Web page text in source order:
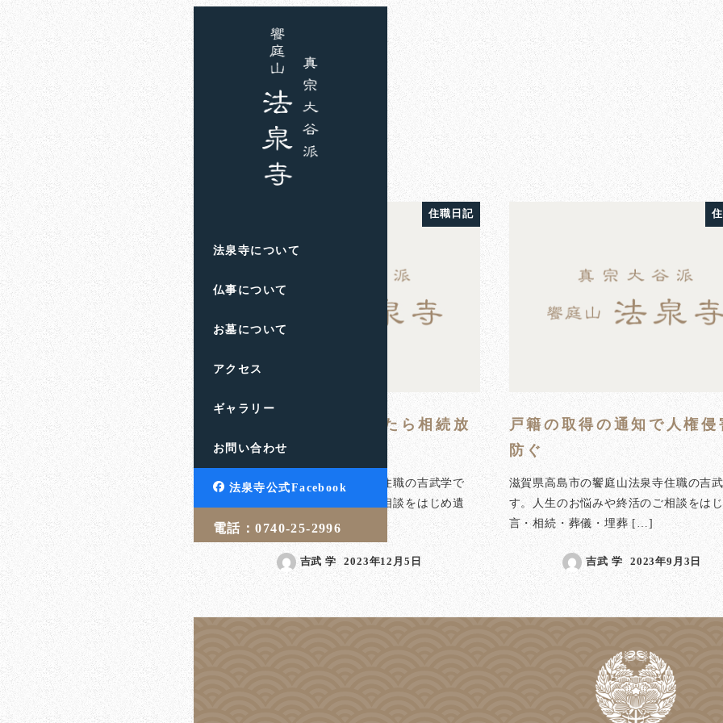
法泉寺について
仏事について
お墓について
アクセス
ギャラリー
お問い合わせ
法泉寺公式Facebook
電話：0740-25-2996
お知らせ
戸籍
住職日記
一円ももらわなかったら相続放
棄になるの？
滋賀県高島市の饗庭山法泉寺住職の吉武学で
す。人生のお悩みや終活のご相談をはじめ遺
言・相続・葬儀・埋葬 […]
吉武 学
投稿日
2023年12月5日
戸籍の取得の通知で人権侵
防ぐ
滋賀県高島市の饗庭山法泉寺住職の吉
す。人生のお悩みや終活のご相談をは
言・相続・葬儀・埋葬 […]
吉武 学
投稿日
2023年9月3日